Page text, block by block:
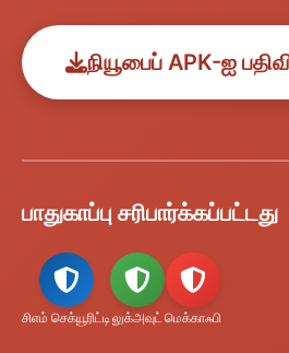
நியூபைப் APK-ஐ
பாதுகாப்பு சரிபார்க்கப்பட்டது
சிஎம் செக்யூரிட்டி லுக்அவுட் மெக்காஃபி